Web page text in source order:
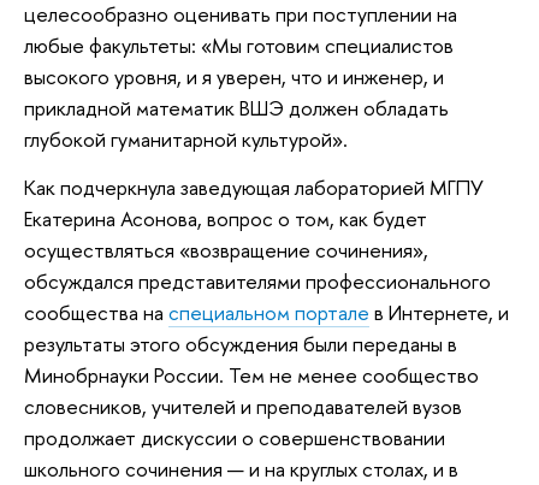
целесообразно оценивать при поступлении на
любые факультеты: «Мы готовим специалистов
высокого уровня, и я уверен, что и инженер, и
прикладной математик ВШЭ должен обладать
глубокой гуманитарной культурой».
Как подчеркнула заведующая лабораторией МГПУ
Екатерина Асонова, вопрос о том, как будет
осуществляться «возвращение сочинения»,
обсуждался представителями профессионального
сообщества на специальном портале в Интернете, и
результаты этого обсуждения были переданы в
Минобрнауки России. Тем не менее сообщество
словесников, учителей и преподавателей вузов
продолжает дискуссии о совершенствовании
школьного сочинения — и на круглых столах, и в